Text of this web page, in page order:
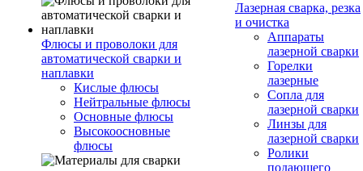
Флюсы и проволоки для
автоматической сварки и
наплавки
Кислые флюсы
Нейтральные флюсы
Основные флюсы
Высокоосновные
флюсы
Лазерная сварка, резка
и очистка
Аппараты
лазерной сварки
Горелки
лазерные
Сопла для
лазерной сварки
Линзы для
лазерной сварки
Ролики
подающего